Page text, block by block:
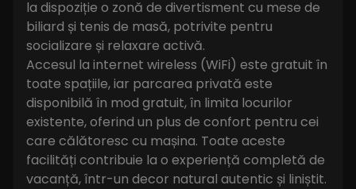
la dispoziție o zonă de divertisment cu mese de
biliard și tenis de masă, potrivite pentru
socializare și relaxare activă.
Accesul la internet wireless (WiFi) este gratuit în
toate spațiile, iar parcarea privată este
disponibilă în mod gratuit, în limita locurilor
existente, oferind un plus de confort pentru cei
care călătoresc cu mașina. Toate aceste
facilități contribuie la o experiență completă de
vacanță, într-un decor natural autentic și liniștit.